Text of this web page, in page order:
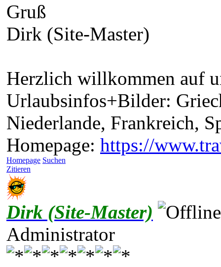
Gruß
Dirk (Site-Master)
Herzlich willkommen auf
Urlaubsinfos+Bilder:
Niederlande, Frankreich,
Homepage: https://
Homepage Suchen
Zitieren
Dirk (Site-Master)
Administrator